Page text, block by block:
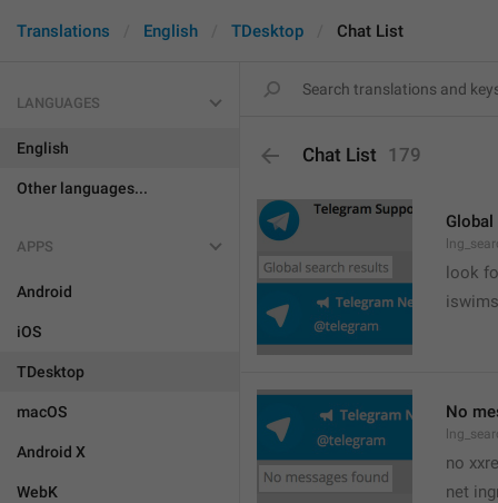
Translations English TDesktop Chat List
LANGUAGES
English
Other languages...
APPS
Android
iOS
TDesktop
macOS
Android X
WebK
Chat List 179
look
iswims
No
no
net